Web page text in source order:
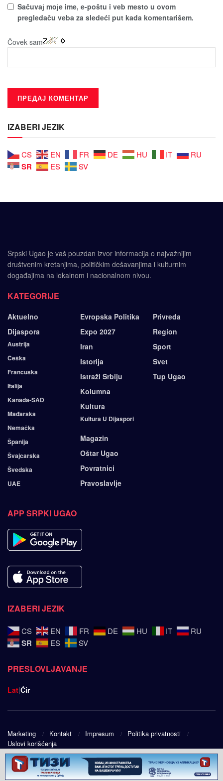
Sačuvaј moјe ime, e-poštu i veb mesto u ovom
pregledaču veba za sledeći put kada komentarišem.
Čovek sam
IZABERI JEZIK
CS EN FR DE HU IT RU
SR ES SV
Srpski Ugao je vaš pouzdan izvor informacija o najvažnijim
društvenim kretanjima, političkim dešavanjima i kulturnim
događajima na lokalnom i nacionalnom nivou.
KATEGORIJE
Aktuelno
Dijaspora
Austrija
Češka
Francuska
Italija
Kanada-SAD
Mađarska
Nemačka
Španija
Švajcarska
Švedska
UAE
Evropska Politika
Expo 2027
Iran
Istorija
Istraži Srbiju
Kolumna
Kultura
Kultura U Dijaspori
Magazin
Oštar Ugao
Povratnici
Pravoslavlje
Privreda
Region
Sport
Svet
Tup Ugao
APP SRPKI UGAO
IZABERI JEZIK
CS EN FR DE HU IT RU
SR ES SV
PRESLOVLJAVANJE
Lat|Ćir
Marketing Kontakt Impresum
Politika privatnosti
Uslovi korišćenja
© 2025Srpski ugao - Design byPublic Eye doo